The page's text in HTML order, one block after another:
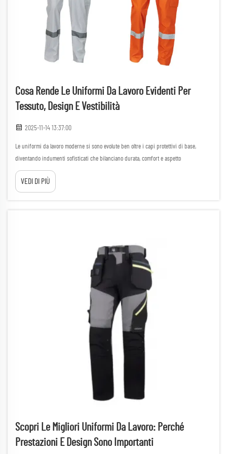
Cosa Rende Le Uniformi Da Lavoro Evidenti Per
Tessuto, Design E Vestibilità
2025-11-14 13:37:00
Le uniformi da lavoro moderne si sono evolute ben oltre i capi protettivi di base,
diventando indumenti sofisticati che bilanciano durata, comfort e aspetto
professionale. Nell'attuale panorama industriale competitivo, le aziende riconoscono
che l'abbigliamento professionale di alta qualità...
VEDI DI PIÙ
Scopri Le Migliori Uniformi Da Lavoro: Perché
Prestazioni E Design Sono Importanti